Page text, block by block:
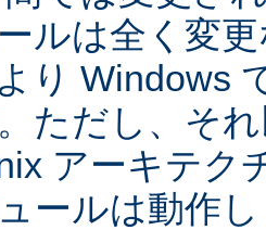
ルは全く変
り Windows
ただし、そ
アーキテク
ールは動作